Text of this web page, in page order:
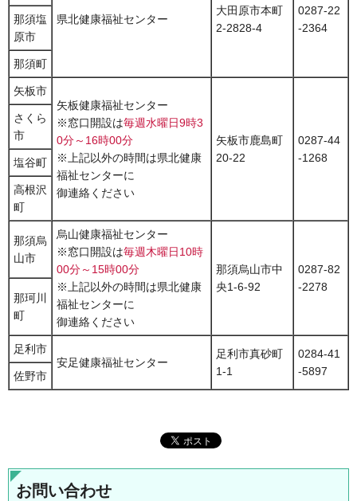
県北健康福祉センター
大田原市本町
2-2828-4
0287-22
-2364
那須塩
原市
那須町
矢板市
矢板健康福祉センター
※窓口開設は毎週水曜日9時3
0分～16時00分
※上記以外の時間は県北健康
福祉センターに
御連絡ください
矢板市鹿島町
20-22
0287-44
-1268
さくら
市
塩谷町
高根沢
町
那須烏
山市
烏山健康福祉センター
※窓口開設は毎週木曜日10時
00分～15時00分
※上記以外の時間は県北健康
福祉センターに
御連絡ください
那須烏山市中
央1-6-92
0287-82
-2278
那珂川
町
足利市
安足健康福祉センター
足利市真砂町
1-1
0284-41
-5897
佐野市
お問い合わせ